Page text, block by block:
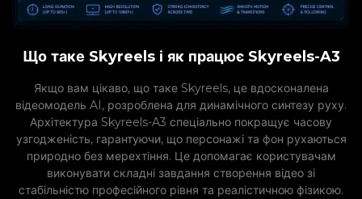
Що таке Skyreels і як працює Skyreels-A3
Якщо вам цікаво, що таке Skyreels, це вдосконалена
відеомодель AI, розроблена для динамічного синтезу руху.
Архітектура Skyreels-A3 спеціально покращує часову
узгодженість, гарантуючи, що персонажі та фон рухаються
природно без мерехтіння. Це допомагає користувачам
виконувати складні завдання створення відео зі
стабільністю професійного рівня та реалістичною фізикою.